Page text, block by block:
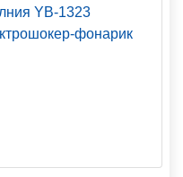
YB-1323
фонарик